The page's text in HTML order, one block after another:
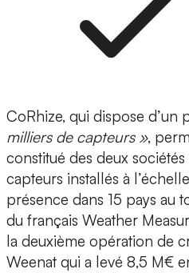
CoRhize, qui dispose d’un
milliers de capteurs »,
constitué des deux sociétés
capteurs installés à
présence dans 15 pays au
du français Weather
la deuxième opération de
Weenat qui a levé 8,5 M€